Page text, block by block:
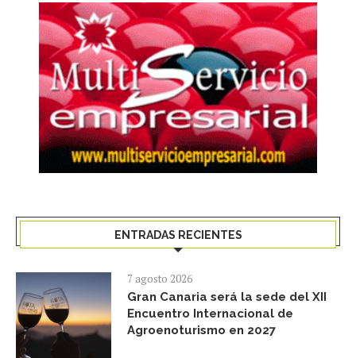
ENTRADAS RECIENTES
7 agosto 2026
Gran Canaria será la sede del XII
Encuentro Internacional de
Agroenoturismo en 2027